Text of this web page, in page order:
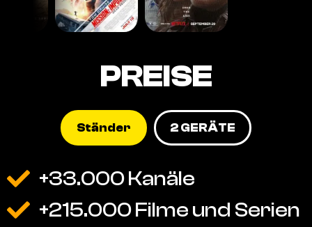
PREISE
Ständer 2 GERÄTE
+33.000 Kanäle
+215.000 Filme und Serien